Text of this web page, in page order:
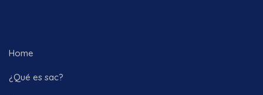
Home
¿Qué es sac?